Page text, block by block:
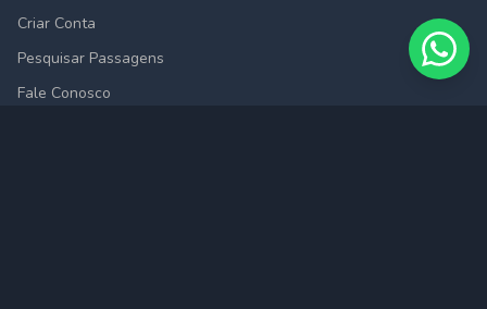
Criar Conta
Pesquisar Passagens
Fale Conosco